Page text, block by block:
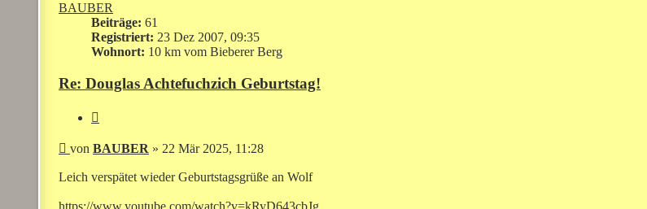
BAUBER
Beiträge: 61
Registriert: 23 Dez 2007, 09:35
Wohnort: 10 km vom Bieberer Berg
Re: Douglas Achtefuchzich Geburtstag!
Beitrag
von BAUBER » 22 Mär 2025, 11:28
Leich verspätet wieder Geburtstagsgrüße an Wolf
https://www.youtube.com/watch?v=kRyD643cbJg